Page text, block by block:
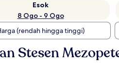
Esok
8 Ogo - 9 Ogo
(rendah hingga tinggi)
Stesen